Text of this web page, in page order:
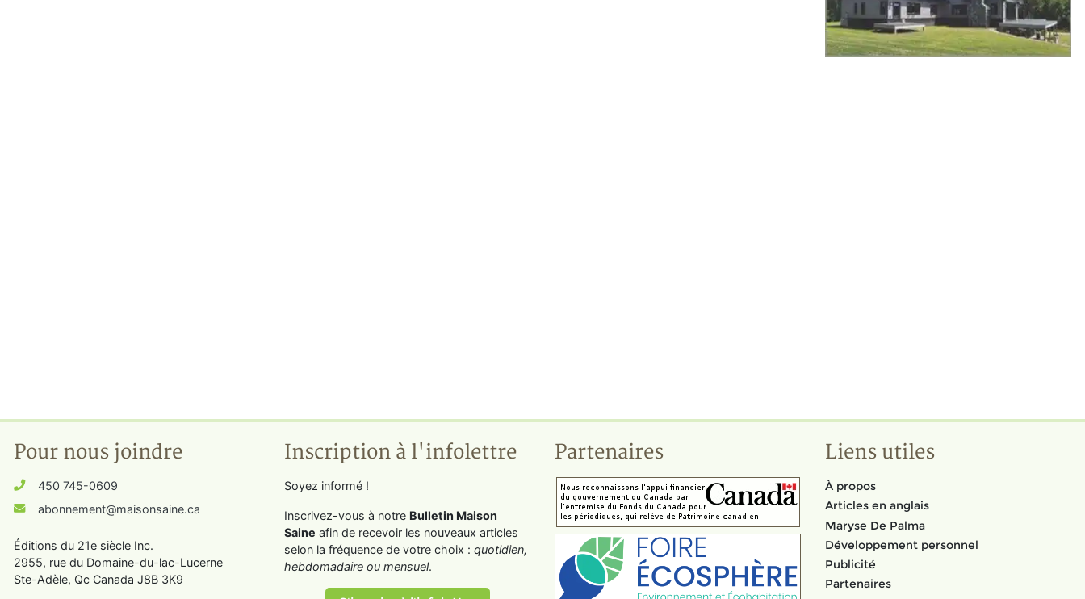
Pour nous joindre
450 745-0609
abonnement@maisonsaine.ca
Éditions du 21e siècle Inc.
2955, rue du Domaine-du-lac-Lucerne
Ste-Adèle, Qc Canada J8B 3K9
Inscription à l'infolettre
Soyez informé !
Inscrivez-vous à notre Bulletin Maison
Saine afin de recevoir les nouveaux articles
selon la fréquence de votre choix : quotidien,
hebdomadaire ou mensuel.
Partenaires Liens utiles
À propos
Articles en anglais
Maryse De Palma
Développement personnel
Publicité
Partenaires